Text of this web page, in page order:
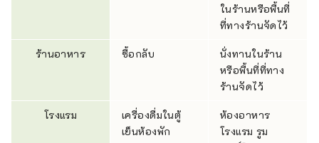
ในร้านหรือพื้นที่
ที่ทางร้านจัดไว้
ร้านอาหาร ซื้อกลับ
นั่งทานในร้าน
หรือพื้นที่ที่ทาง
ร้านจัดไว้
โรงแรม
เครื่องดื่มในตู้
เย็นห้องพัก
ห้องอาหาร
โรงแรม รูม